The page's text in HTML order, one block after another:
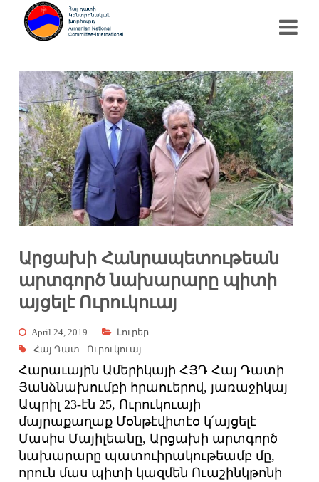
Արցախի Հանրապետութեան
արտգործ նախարարը պիտի
այցելէ Ուրուկուայ
April 24, 2019
Լուրեր
Հայ Դատ - Ուրուկուայ
Հարաւային Ամերիկայի ՀՅԴ Հայ Դատի
Յանձնախումբի հրաուերով, յառաջիկայ
Ապրիլ 23-էն 25, Ուրուկուայի
մայրաքաղաք Մօնթէվիտէօ կ՛այցելէ
Մասիս Մայիլեանը, Արցախի արտգործ
նախարարը պատուիրակութեամբ մը,
որուն մաս պիտի կազմեն Ուաշինկթոնի